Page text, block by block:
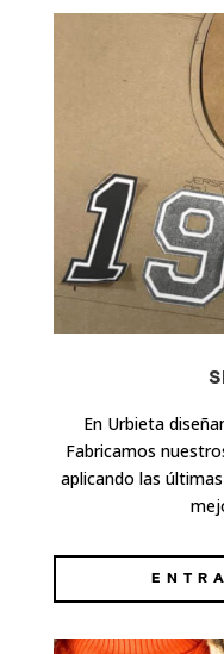
En Urbieta
Fabricamos
aplicando las